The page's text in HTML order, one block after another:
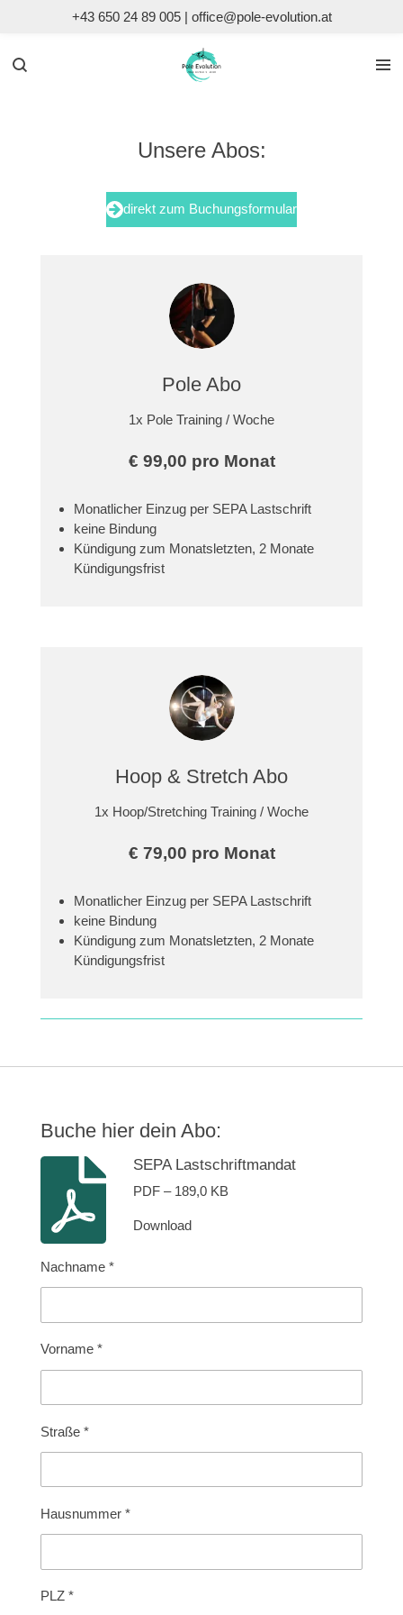
springen
+43 650 24 89 005 | office@pole-evolution.at
Unsere Abos:
direkt zum Buchungsformular
Pole Abo
1x Pole Training / Woche
€ 99,00 pro Monat
Monatlicher Einzug per SEPA Lastschrift
keine Bindung
Kündigung zum Monatsletzten, 2 Monate
Kündigungsfrist
Hoop & Stretch Abo
1x Hoop/Stretching Training / Woche
€ 79,00 pro Monat
Monatlicher Einzug per SEPA Lastschrift
keine Bindung
Kündigung zum Monatsletzten, 2 Monate
Kündigungsfrist
Buche hier dein Abo:
SEPA Lastschriftmandat
PDF – 189,0 KB
Download
Nachname *
Vorname *
Straße *
Hausnummer *
PLZ *